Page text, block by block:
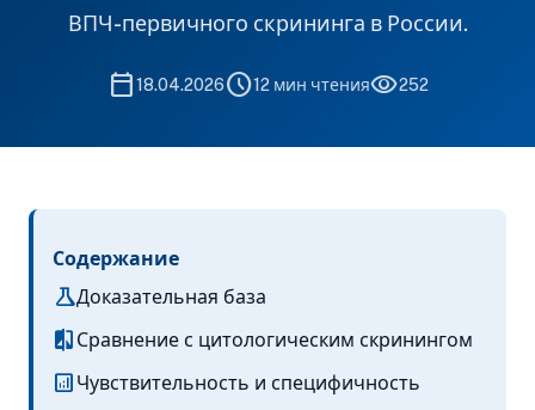
ВПЧ-первичного скрининга в России.
calendar_today18.04.2026schedule12 мин чтенияvisibility252
Содержание
scienceДоказательная база
compare Сравнение с цитологическим скринингом
analytics Чувствительность и специфичность